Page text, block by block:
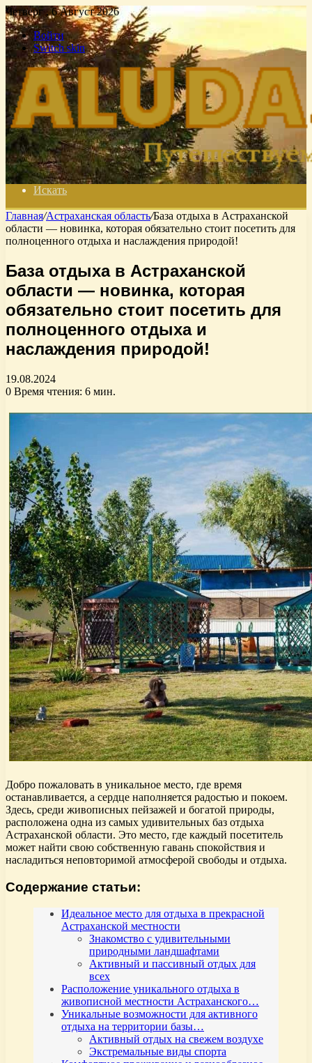
Четверг , 6 Август 2026
Войти
Switch skin
Искать
Главная/Астраханская область/База отдыха в Астраханской
области — новинка, которая обязательно стоит посетить для
полноценного отдыха и наслаждения природой!
База отдыха в Астраханской
области — новинка, которая
обязательно стоит посетить для
полноценного отдыха и
наслаждения природой!
19.08.2024
0 Время чтения: 6 мин.
Добро пожаловать в уникальное место, где время
останавливается, а сердце наполняется радостью и покоем.
Здесь, среди живописных пейзажей и богатой природы,
расположена одна из самых удивительных баз отдыха
Астраханской области. Это место, где каждый посетитель
может найти свою собственную гавань спокойствия и
насладиться неповторимой атмосферой свободы и отдыха.
Содержание статьи:
Идеальное место для отдыха в прекрасной
Астраханской местности
Знакомство с удивительными
природными ландшафтами
Активный и пассивный отдых для
всех
Расположение уникального отдыха в
живописной местности Астраханского…
Уникальные возможности для активного
отдыха на территории базы…
Активный отдых на свежем воздухе
Экстремальные виды спорта